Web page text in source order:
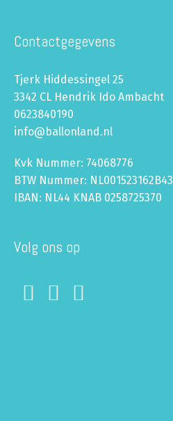
Contactgegevens
Tjerk Hiddessingel 25
3342 CL Hendrik Ido Ambacht
0623840190
info@ballonland.nl
Kvk Nummer: 74068776
BTW Nummer: NL001523162B43
IBAN: NL44 KNAB 0258725370
Volg ons op